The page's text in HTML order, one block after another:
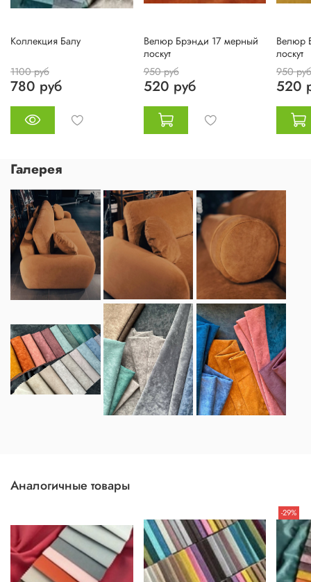
Коллекция Балу
1100 руб
780 руб
Велюр Брэнди 17 мерный
лоскут
950 руб
520 руб
Велюр
лоскут
950 руб
520
Галерея
Аналогичные товары
-29%